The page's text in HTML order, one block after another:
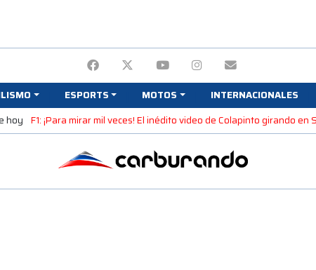
ESPORTS MOTOS INTERNACIONALES
hoy F1: ¡Para mirar mil veces! El inédito video de Colapinto girando en